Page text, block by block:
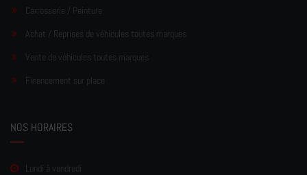
Carrosserie / Peinture
Achat / Reprises de véhicules toutes marques
Vente de véhicules toutes marques
Financement sur place
NOS HORAIRES
Lundi à vendredi